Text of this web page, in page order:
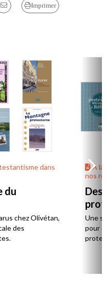
Imprimer
dans
du
chez Olivétan,
des
À la
nos
Des
Une
pour